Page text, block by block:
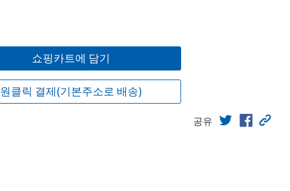
쇼핑카트에 담기
원클릭 결제(기본주소로 배송)
공유